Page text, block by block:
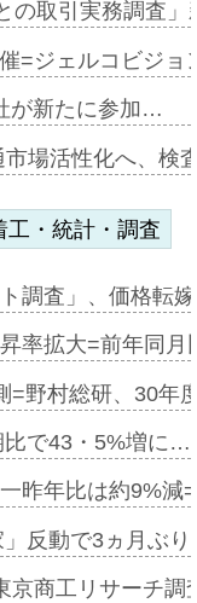
の取引実務調査
=ジェルコビジ
が新たに参加…
場活性化へ、検
工・統計・調査
調査」、価格転
率拡大=前年同
=野村総研、30年
比で43・5%増に…
昨年比は約9%
反動で3ヵ月ぶ
京商工リサーチ